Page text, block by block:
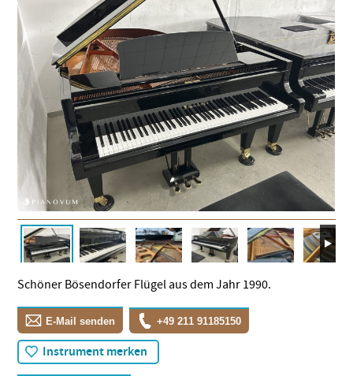
Schöner Bösendorfer Flügel aus dem Jahr 1990.
E-Mail senden +49 211 91185150
Instrument merken